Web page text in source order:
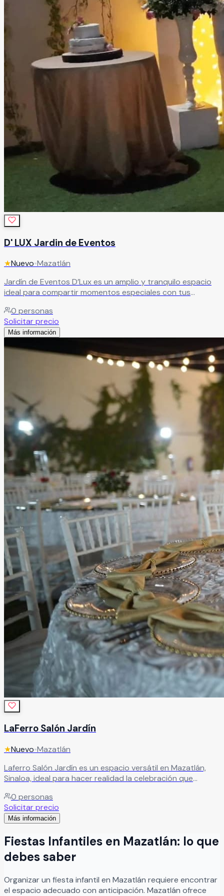
D' LUX Jardin de Eventos
★Nuevo•Mazatlán
Jardín de Eventos D’Lux es un amplio y tranquilo espacio
ideal para compartir momentos especiales con tus
únicas en un ambiente relajado y acogedor. Ofrece
servicios completos y paquetes que se adaptan a tus
gustos y necesidades, asegurando que tu evento sea
exactamente como lo has imaginado
0 personas
Solicitar precio
Más información
LaFerro Salón Jardín
★Nuevo•Mazatlán
Laferro Salón Jardín es un espacio versátil en Mazatlán,
Sinaloa, ideal para hacer realidad la celebración que
diseñados para brindarte una experiencia inolvidable,
permitiéndote disfrutar cada momento junto a tus seres
queridos en un ambiente especial y lleno de encanto.
0 personas
Solicitar precio
Más información
Fiestas Infantiles en Mazatlán: lo que
debes saber
Organizarun fiesta infantil en Mazatlán requiere encontrar
el espacio adecuado con anticipación. Mazatlán ofrece